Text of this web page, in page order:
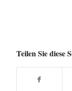
Teilen Sie diese